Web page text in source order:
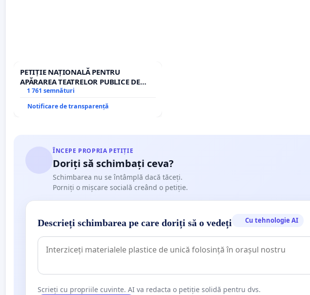
PETIȚIE NAȚIONALĂ PENTRU
APĂRAREA TEATRELOR PUBLICE DE
REPERTORIU DIN ROMÂNIA
1 761 semnături
Notificare de transparență
ÎNCEPE PROPRIA PETIȚIE
Doriți să schimbați ceva?
Schimbarea nu se întâmplă dacă tăceți.
Porniți o mișcare socială creând o petiție.
Descrieți schimbarea pe care doriți să o vedeți Cu tehnologie AI
Scrieți cu propriile cuvinte. AI va redacta o petiție solidă pentru dvs.